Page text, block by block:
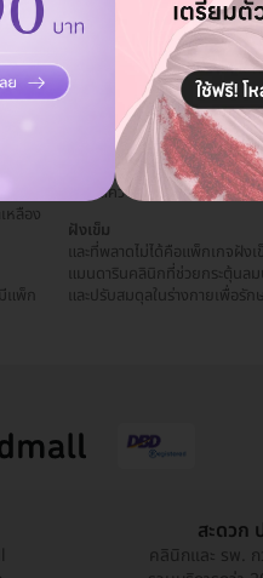
วที่ไล่
าม
ไหล
และ
หลือง
แพ็ก
เกจปรับสมดุลร่างกายด้วยกา
ใบหูเพื่อกระตุ้นระบบประสาท เห
สำหรับผู้ที่นอนไม่หลับ ท้องผูก
และลดความอาหาร เป็นต้น
ฝังเข็ม
และที่พลาดไม่ได้คือแพ็กเกจฝังเ
แมนดารินคลินิกที่ช่วยกระตุ้นล
และปรับสมดุลในร่างกายเพื่อรัก
สะดวก
คลินิกและ รพ.